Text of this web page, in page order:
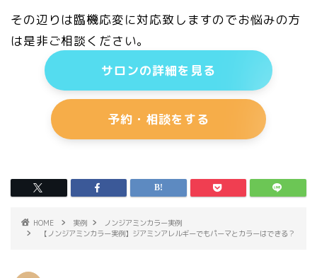
その辺りは臨機応変に対応致しますのでお悩みの方
は是非ご相談ください。
サロンの詳細を見る
予約・相談をする
HOME 実例
ノンジアミンカラー実例
【ノンジアミンカラー実例】ジアミンアレルギーでもパーマとカラーはできる？